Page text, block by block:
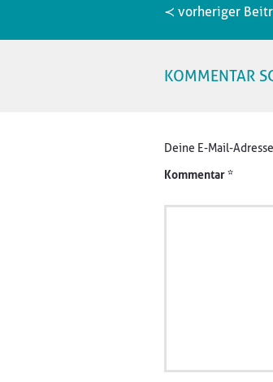
≺ vorheriger
KOMMENTAR
Deine E-Mail-
Kommentar*